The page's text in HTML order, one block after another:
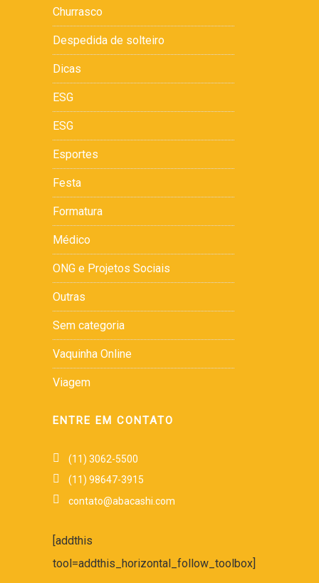
Churrasco
Despedida de solteiro
Dicas
ESG
ESG
Esportes
Festa
Formatura
Médico
ONG e Projetos Sociais
Outras
Sem categoria
Vaquinha Online
Viagem
ENTRE EM CONTATO
(11) 3062-5500
(11) 98647-3915
contato@abacashi.com
[addthis
tool=addthis_horizontal_follow_toolbox]